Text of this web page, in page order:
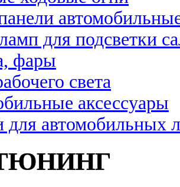
для подсветки
фары
света
аксессуары
для автомобильных